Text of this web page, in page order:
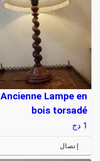
Ancienne Lampe en
bois torsadé
1 دج
إتصال